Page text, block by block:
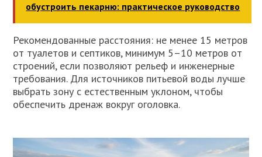
обустроить пекарню: практическое руководство
Рекомендованные расстояния: не менее 15 метров
от туалетов и септиков, минимум 5–10 метров от
строений, если позволяют рельеф и инженерные
требования. Для источников питьевой воды лучше
выбрать зону с естественным уклоном, чтобы
обеспечить дренаж вокруг оголовка.